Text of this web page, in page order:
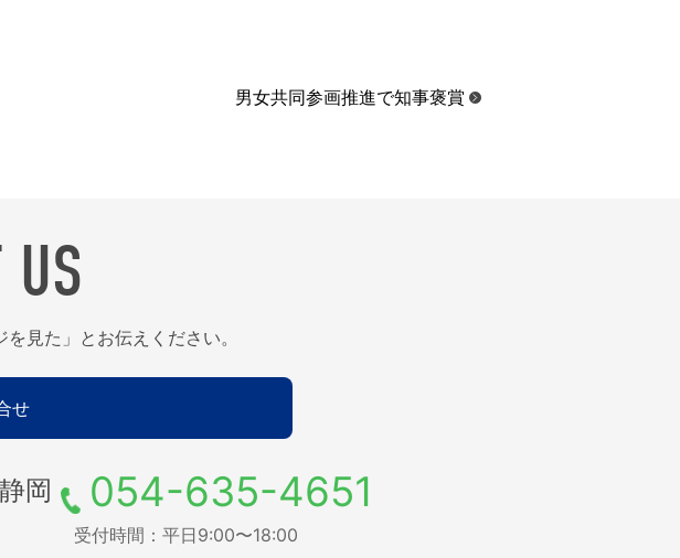
男女共同参画推進で知事褒賞
US
見た」とお伝えください。
せ
静岡 054-635-4651
受付時間：平日9:00〜18:00